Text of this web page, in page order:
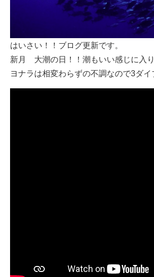
はいさい！！ブログ更新です。
新月 大潮の日！！潮もいい感じに入
ヨナラは相変わらずの不調なので3ダイ